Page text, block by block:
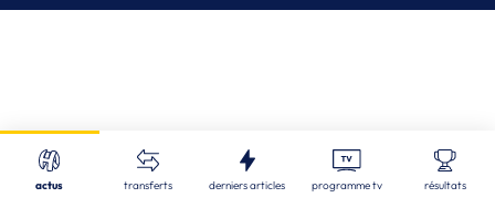
Recherche
actus transferts derniers articles programme tv résultats
Nos derniers articles
CDF | 05/08/2026